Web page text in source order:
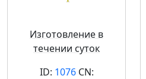
Изготовление в
течении суток
ID: 1076CN: